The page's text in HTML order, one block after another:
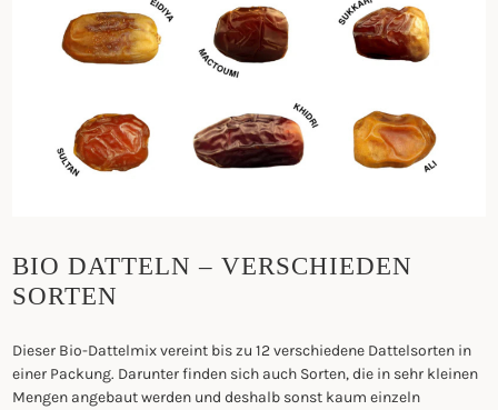
BIO DATTELN – VERSCHIEDEN
SORTEN
Dieser Bio-Dattelmix vereint bis zu 12 verschiedene Dattelsorten in
einer Packung. Darunter finden sich auch Sorten, die in sehr kleinen
Mengen angebaut werden und deshalb sonst kaum einzeln